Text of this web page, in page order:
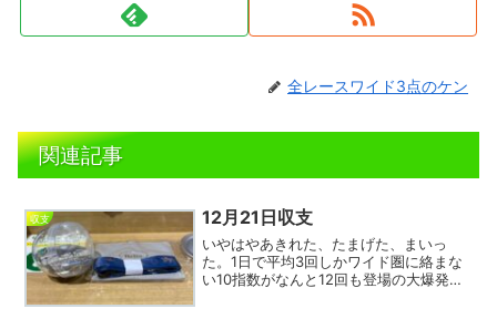
全レースワイド3点のケン
関連記事
収支 12月21日収支
いやはやあきれた、たまげた、まいっ
た。1日で平均3回しかワイド圏に絡まな
い10指数がなんと12回も登場の大爆発。